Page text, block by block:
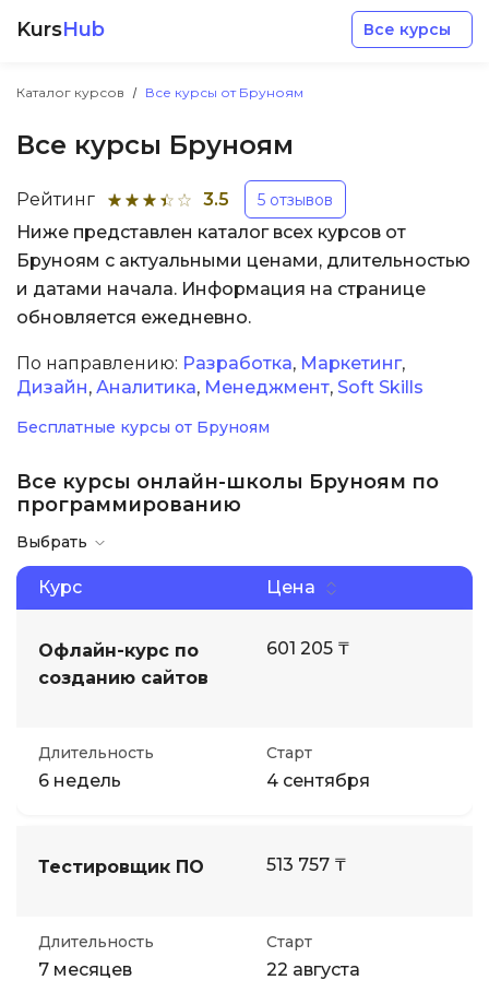
KursHub Все курсы
Каталог курсов Все курсы от Бруноям
Все курсы Бруноям
Рейтинг 3.5 5 отзывов
Ниже представлен каталог всех курсов от
Бруноям с актуальными ценами, длительностью
и датами начала. Информация на странице
обновляется ежедневно.
По направлению: Разработка, Маркетинг,
Дизайн, Аналитика, Менеджмент, Soft Skills
Бесплатные курсы от Бруноям
Все курсы онлайн-школы Бруноям по
программированию
Выбрать
Курс Цена
Офлайн-курс по
созданию сайтов
601 205 ₸
Длительность
6 недель
Старт
4 сентября
Тестировщик ПО 513 757 ₸
Длительность
7 месяцев
Старт
22 августа
Разработка
Маркетинг
Дизайн
Аналитика
Менеджмент
Иностранные языки
Soft Skills
ДПО
Акции и промокоды